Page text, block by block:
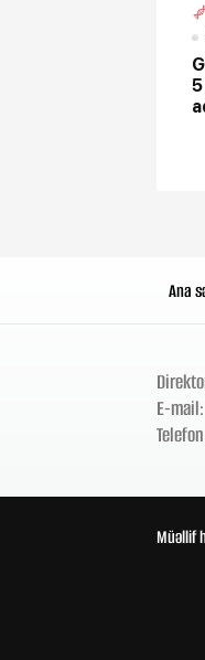
5
Ana
E-mail:
Müəllif